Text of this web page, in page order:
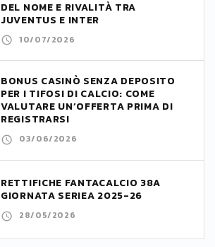
DEL NOME E RIVALITÀ TRA
JUVENTUS E INTER
10/07/2026
BONUS CASINÒ SENZA DEPOSITO
PER I TIFOSI DI CALCIO: COME
VALUTARE UN’OFFERTA PRIMA DI
REGISTRARSI
03/06/2026
RETTIFICHE FANTACALCIO 38A
GIORNATA SERIEA 2025-26
28/05/2026